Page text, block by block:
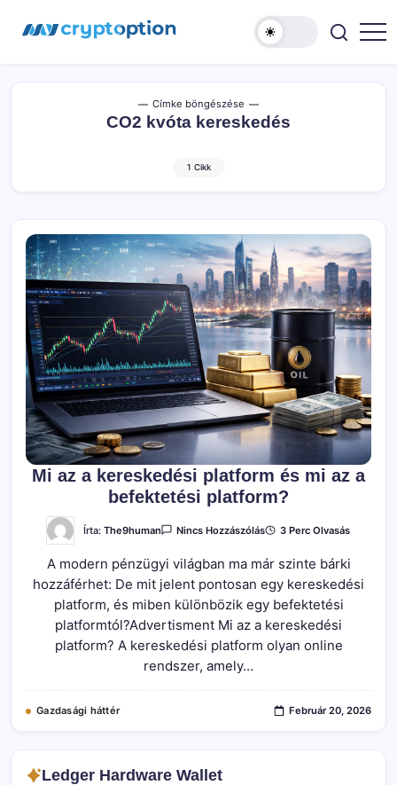
MyCryptOption
Címke böngészése
CO2 kvóta kereskedés
1 Cikk
Mi az a kereskedési platform és mi az a
befektetési platform?
Írta: The9human Nincs HozzászólásA(z)
A
Platform
És
Mi
Az
A
Befektetési
Platform?
3 Perc Olvasás
A modern pénzügyi világban ma már szinte bárki
hozzáférhet: De mit jelent pontosan egy kereskedési
platform, és miben különbözik egy befektetési
platformtól?Advertisment Mi az a kereskedési
platform? A kereskedési platform olyan online
rendszer, amely…
Gazdasági háttér Február 20, 2026
Ledger Hardware Wallet